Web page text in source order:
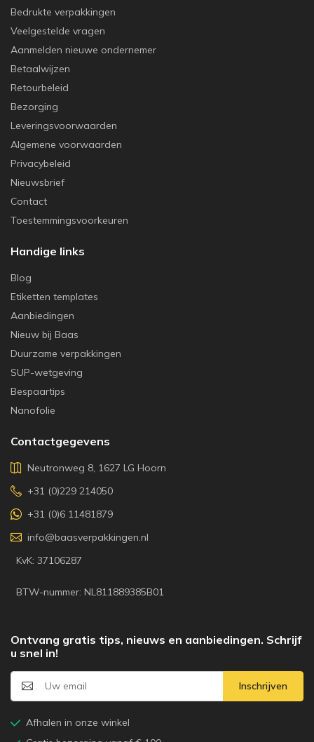
Bedrukte verpakkingen
Veelgestelde vragen
Aanmelden nieuwe ondernemer
Betaalwijzen
Retourbeleid
Bezorging
Leveringsvoorwaarden
Algemene voorwaarden
Privacybeleid
Nieuwsbrief
Contact
Toestemmingsvoorkeuren
Handige links
Blog
Etiketten templates
Aanbiedingen
Nieuw bij Baas
Duurzame verpakkingen
SUP-wetgeving
Bespaartips
Nanofolie
Contactgegevens
Neutronweg 8, 1627 LG Hoorn
+31 (0)229 214050
+31 (0)6 11481879
info@baasverpakkingen.nl
KvK: 37106287
BTW-nummer: NL811889385B01
Ontvang gratis tips, nieuws en aanbiedingen. Schrijf
u snel in!
Inschrijven
Afhalen in onze winkel